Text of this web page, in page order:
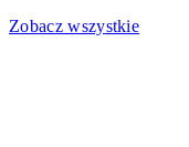
Zobacz wszystkie